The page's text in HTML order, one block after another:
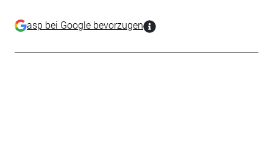
asp bei Google bevorzugen